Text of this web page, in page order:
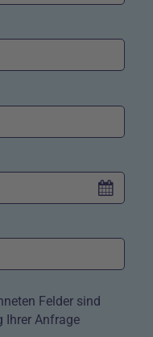
Felder sind
Ihrer Anfrage